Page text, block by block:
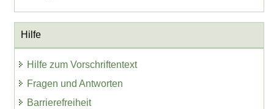
Hilfe
Hilfe zum Vorschriftentext
Fragen und Antworten
Barrierefreiheit